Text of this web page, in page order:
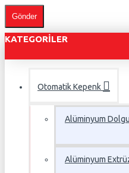
Gönder
KATEGORILER
Otomatik Kepenk
Alüminyum
Alüminyum